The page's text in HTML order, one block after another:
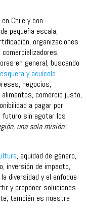
Chile y con
pequeña escala,
organizaciones
en general, buscando
y acuícola
negocios,
comercio justo,
a pagar por
futuro sin agotar los
una sola misión:
, equidad de género,
inversión de impacto,
diversidad y el enfoque
y proponer soluciones
también es nuestra